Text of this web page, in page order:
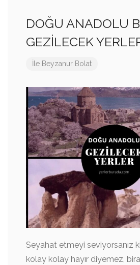
DOĞU ANADOLU
GEZİLECEK
İle Beyzanur Bolat
Seyahat etmeyi seviyorsanız
kolay kolay hayır diyemez,